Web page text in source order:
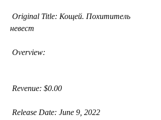
невест
Overview:
Revenue: $0.00
Release Date: June 9, 2022